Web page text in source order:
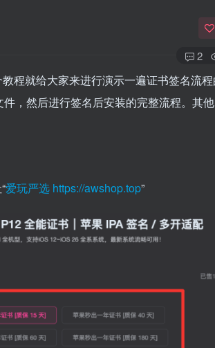
2
程就给大家来进行演示一遍证书签名流
，然后进行签名后安装的完整流程。其
爱玩严选 https://awshop.top”
扫码登录
关注公众号